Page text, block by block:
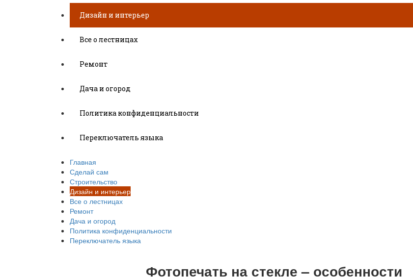
Дизайн и интерьер
Все о лестницах
Ремонт
Дача и огород
Политика конфиденциальности
Переключатель языка
Главная
Сделай сам
Строительство
Дизайн и интерьер
Все о лестницах
Ремонт
Дача и огород
Политика конфиденциальности
Переключатель языка
Фотопечать на стекле – особенности